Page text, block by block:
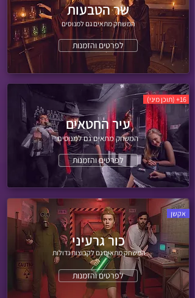
לפרטים והזמנות
שר הטבעות
המשחק מתאים גם למנוסים
לפרטים והזמנות
עיר החטאים
המשחק מתאים גם למנוסים
המשחק מתאים גם לקבוצות גדולות
לפרטים והזמנות
כור גרעיני
אקשן